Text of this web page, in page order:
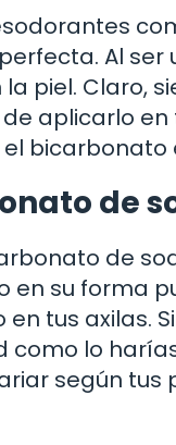
Al
piel. Claro,
aplicarlo en
de
de
en su forma
tus axilas.
lo
según